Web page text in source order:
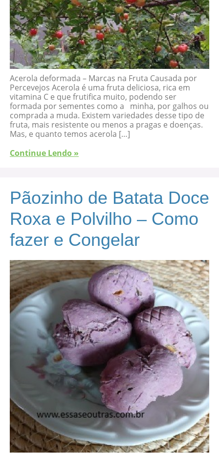
Acerola deformada – Marcas na Fruta Causada por
Percevejos Acerola é uma fruta deliciosa, rica em
vitamina C e que frutifica muito, podendo ser
formada por sementes como a minha, por galhos ou
comprada a muda. Existem variedades desse tipo de
fruta, mais resistente ou menos a pragas e doenças.
Mas, e quanto temos acerola […]
Continue Lendo »
Pãozinho de Batata Doce
Roxa e Polvilho – Como
fazer e Congelar